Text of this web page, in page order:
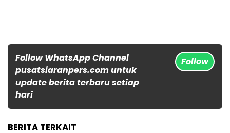
Follow WhatsApp Channel
pusatsiaranpers.com untuk
update berita terbaru setiap
hari
Follow
BERITA TERKAIT